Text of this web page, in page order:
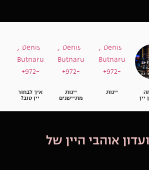
יין
יינות
יינות
מתיישנים
איך לבחור
יין טוב?
אוהבי היין של